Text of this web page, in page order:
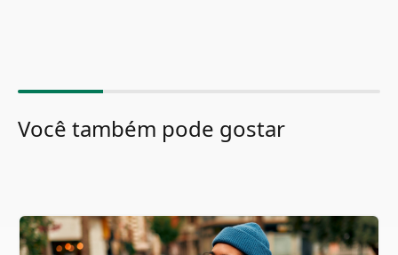
Você também pode gostar